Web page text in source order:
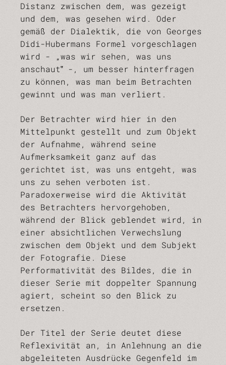
Distanz zwischen dem, was gezeigt
und dem, was gesehen wird. Oder
gemäß der Dialektik, die von Georges
Didi-Hubermans Formel vorgeschlagen
wird - „was wir sehen, was uns
anschaut‟ -, um besser hinterfragen
zu können, was man beim Betrachten
gewinnt und was man verliert.
Der Betrachter wird hier in den
Mittelpunkt gestellt und zum Objekt
der Aufnahme, während seine
Aufmerksamkeit ganz auf das
gerichtet ist, was uns entgeht, was
uns zu sehen verboten ist.
Paradoxerweise wird die Aktivität
des Betrachters hervorgehoben,
während der Blick geblendet wird, in
einer absichtlichen Verwechslung
zwischen dem Objekt und dem Subjekt
der Fotografie. Diese
Performativität des Bildes, die in
dieser Serie mit doppelter Spannung
agiert, scheint so den Blick zu
ersetzen.
Der Titel der Serie deutet diese
Reflexivität an, in Anlehnung an die
abgeleiteten Ausdrücke Gegenfeld im